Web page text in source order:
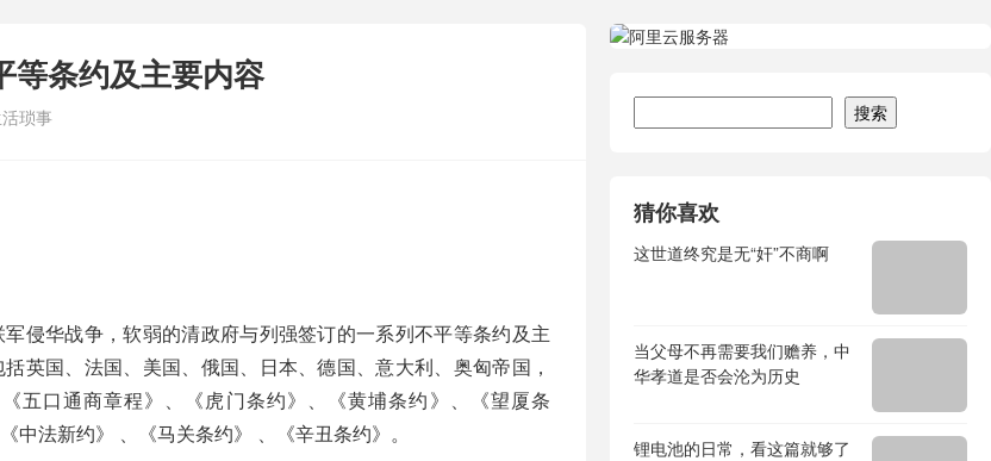
等条约及主要内容
琐事
侵华战争，软弱的清政府与列强签订的一系列不平等条约及主
英国、法国、美国、俄国、日本、德国、意大利、奥匈帝国，
五口通商章程》、《虎门条约》、《黄埔条约》、《望厦条
法新约》 、《马关条约》 、《辛丑条约》。
搜索
猜你喜欢
这世道终究是无“奸”不商啊
当父母不再需要我们赡养，中
华孝道是否会沦为历史
锂电池的日常，看这篇就够了